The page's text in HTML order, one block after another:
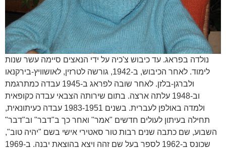
נולדה בפראג. עד כיבוש צ'כיה על ידי הנאצים סיימה עשר שנות
לימוד. לאחר הכיבוש, ב-1942, גורשה לטרזין, לאושוויץ-בירקנאו
ולברגן-בלזן. לאחר שובה לפראג ב-1945 עבדה כמתרגמת
וב-1948 עלתה ארצה. בתום שירותה הצבאי עבדה כקופאית
ולמדה באולפן לעברית. בשנים 1983-1951 עבדה כעיתונאית,
תחילה בעיתון לעולים חדשים "אמר" ואחר כך ב"דבר" וב"דבר"
השבוע, שם כתבה שנים רבות טור סאטירי אישי בשם "יהיה טוב",
שכונס ב-1962 לספר בעל שם זהה ויצא בהוצאת יבנה. ב-1969